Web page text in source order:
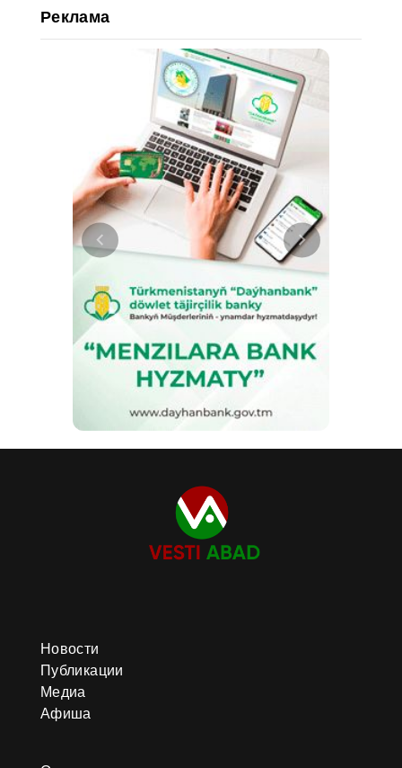
Реклама
Новости
Публикации
Медиа
Афиша